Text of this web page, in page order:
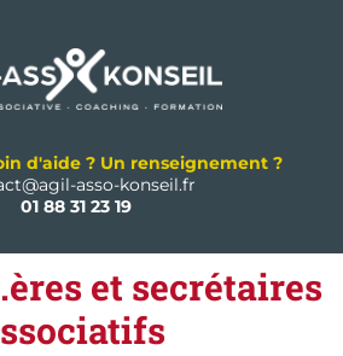
d'aide ? Un renseignement ?
asso-konseil.fr
01 88 31 23 19
et secrétaires